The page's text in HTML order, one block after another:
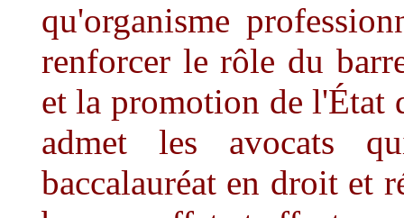
qu'organisme
renforcer le rôle du
et la promotion de l'État
admet les avocats
baccalauréat en droit et